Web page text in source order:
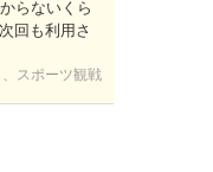
らないくら
回も利用さ
スポーツ観戦